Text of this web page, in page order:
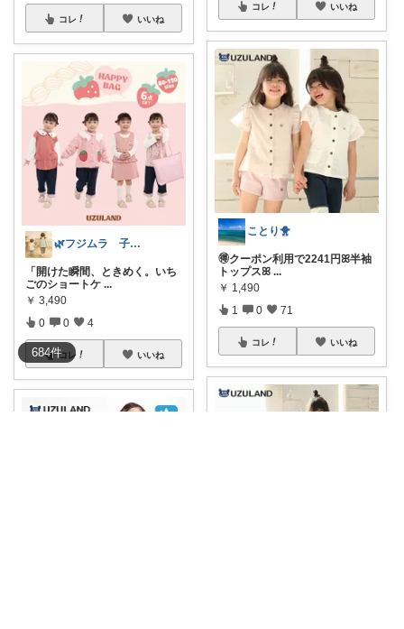
684件
コレ いいね
🌿フジムラ 子ども用品🌿
「開けた瞬間、ときめく。いち
ごのショートケ ...
￥ 3,490
0 0 4
コレ いいね
コレ いいね
ことり🐥
🉐クーポン利用で2241円ꕤ半袖
トップスꕤ ...
￥ 1,490
1 0 71
コレ いいね